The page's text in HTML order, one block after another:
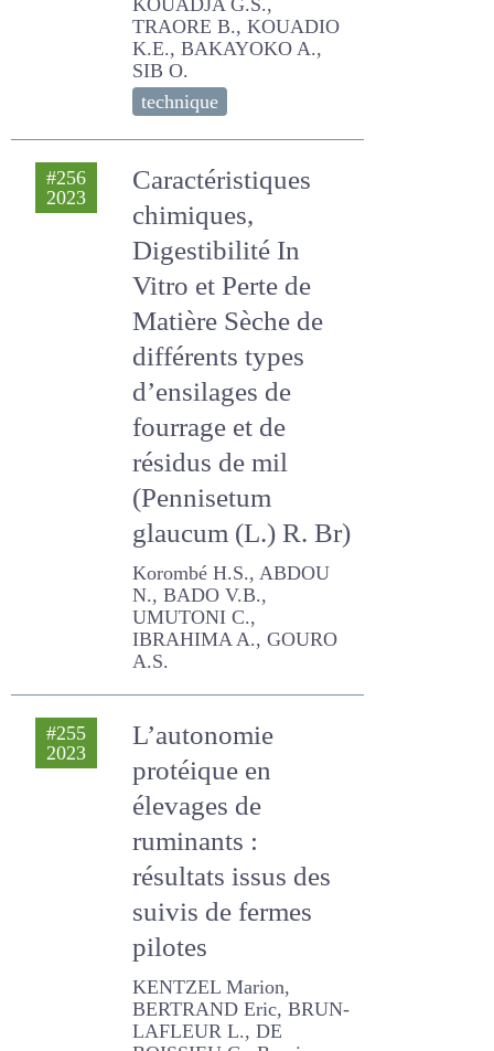
G.S., TRAORE B., KOUADIO
K.E., BAKAYOKO A., SIB O.
technique
#256
2023
Caractéristiques
chimiques,
Digestibilité In Vitro
et Perte de Matière
Sèche de
différents types
d’ensilages de
fourrage et de
résidus de mil
(Pennisetum
glaucum (L.) R. Br)
Korombé H.S., ABDOU N.,
BADO V.B., UMUTONI C.,
IBRAHIMA A., GOURO A.S.
L’autonomie
protéique en
élevages de
ruminants :
résultats issus des
suivis de fermes
pilotes
KENTZEL Marion,
BERTRAND Eric, BRUN-
LAFLEUR L., DE BOISSIEU C.,
Bossis Nicole, MIQUEL
Marie